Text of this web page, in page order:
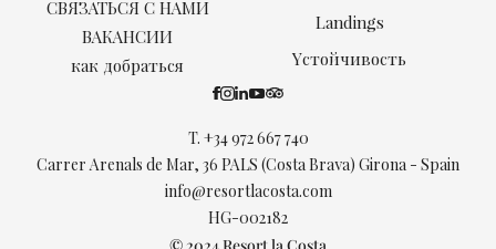
T. +34 972 667 740
Carrer Arenals de Mar, 36 PALS (Costa Brava) Girona - Spain
info@resortlacosta.com
HG-002182
СВЯЗАТЬСЯ С НАМИ
ВАКАНСИИ
как добраться
Landings
Yстойчивость